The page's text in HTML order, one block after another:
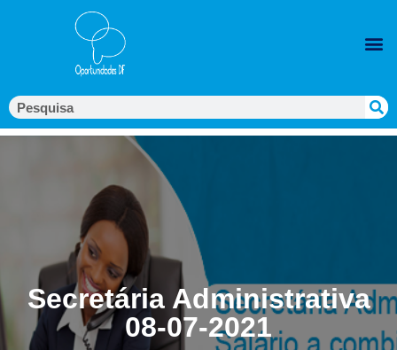
Secretária Administrativa
08-07-2021